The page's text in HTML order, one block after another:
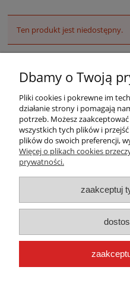
Ten produkt jest niedostępny.
Dbamy o Twoją
Pliki cookies i pokrewne im
działanie strony i pomagają
potrzeb. Możesz
wszystkich tych plików i
plików do swoich preferencji,
Więcej o plikach cookies
prywatności.
zaakceptuj